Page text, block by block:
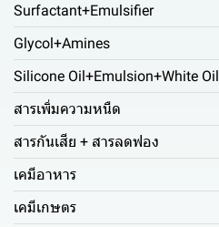
Surfactant+Emulsifier
Glycol+Amines
Silicone Oil+Emulsion+White Oil
สารเพิ่มความหนืด
สารกันเสีย + สารลดฟอง
เคมีอาหาร
เคมีเกษตร